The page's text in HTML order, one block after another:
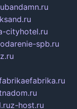
bandamn.ru
cityhotel.ru
spb.ru
z-host.ru